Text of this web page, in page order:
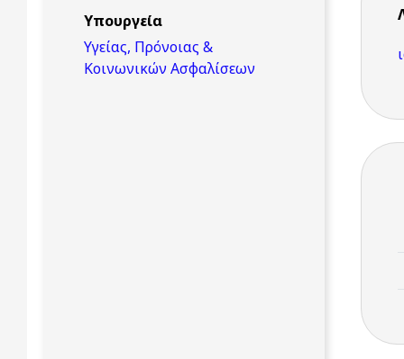
Υπουργεία
Υγείας, Πρόνοιας &
Κοινωνικών Ασφαλίσεων